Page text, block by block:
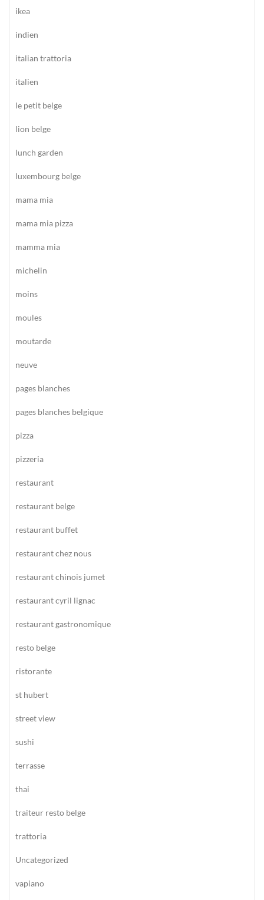
ikea
indien
italian trattoria
italien
le petit belge
lion belge
lunch garden
luxembourg belge
mama mia
mama mia pizza
mamma mia
michelin
moins
moules
moutarde
neuve
pages blanches
pages blanches belgique
pizza
pizzeria
restaurant
restaurant belge
restaurant buffet
restaurant chez nous
restaurant chinois jumet
restaurant cyril lignac
restaurant gastronomique
resto belge
ristorante
st hubert
street view
sushi
terrasse
thai
traiteur resto belge
trattoria
Uncategorized
vapiano